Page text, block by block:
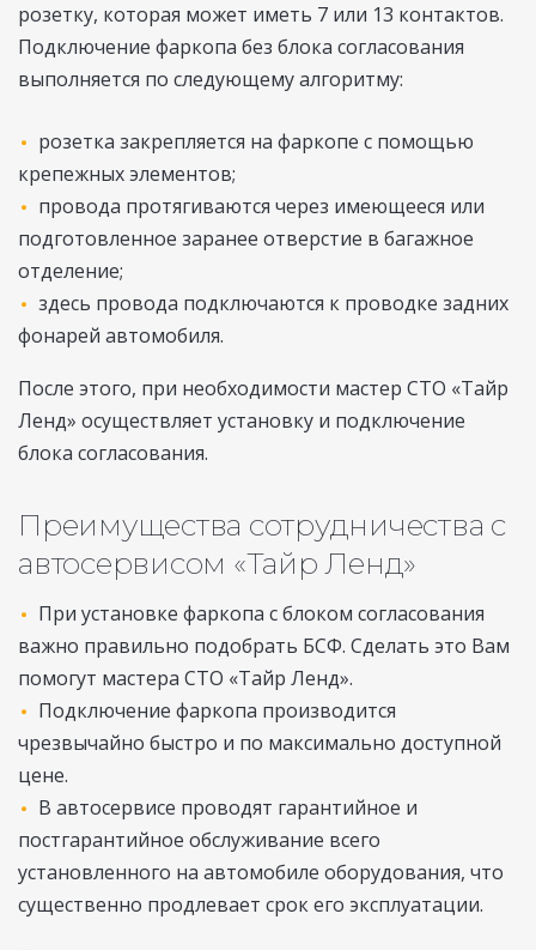
розетку, которая может иметь 7 или 13 контактов.
Подключение фаркопа без блока согласования
выполняется по следующему алгоритму:
розетка закрепляется на фаркопе с помощью
крепежных элементов;
провода протягиваются через имеющееся или
подготовленное заранее отверстие в багажное
отделение;
здесь провода подключаются к проводке задних
фонарей автомобиля.
После этого, при необходимости мастер СТО «Тайр
Ленд» осуществляет установку и подключение
блока согласования.
Преимущества сотрудничества с
автосервисом «Тайр Ленд»
При установке фаркопа с блоком согласования
важно правильно подобрать БСФ. Сделать это Вам
помогут мастера СТО «Тайр Ленд».
Подключение фаркопа производится
чрезвычайно быстро и по максимально доступной
цене.
В автосервисе проводят гарантийное и
постгарантийное обслуживание всего
установленного на автомобиле оборудования, что
существенно продлевает срок его эксплуатации.